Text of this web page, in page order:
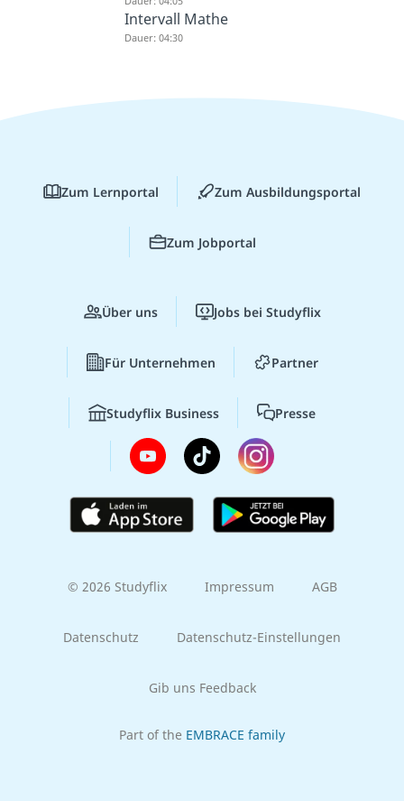
Intervall Mathe
Dauer: 04:30
Zum Lernportal Zum Ausbildungsportal
Zum Jobportal
Über uns Jobs bei Studyflix
Für Unternehmen Partner
Studyflix Business Presse
© 2026 Studyflix Impressum AGB
Datenschutz Datenschutz-Einstellungen
Gib uns Feedback
Part of the EMBRACE family